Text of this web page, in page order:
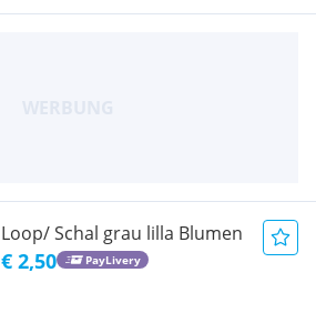
Loop/ Schal grau lilla Blumen
€ 2,50 PayLivery